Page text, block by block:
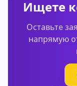
Ищете
Оставьте
напрямую